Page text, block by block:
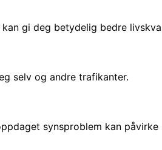
gi deg betydelig bedre
selv og andre trafikanter.
synsproblem kan